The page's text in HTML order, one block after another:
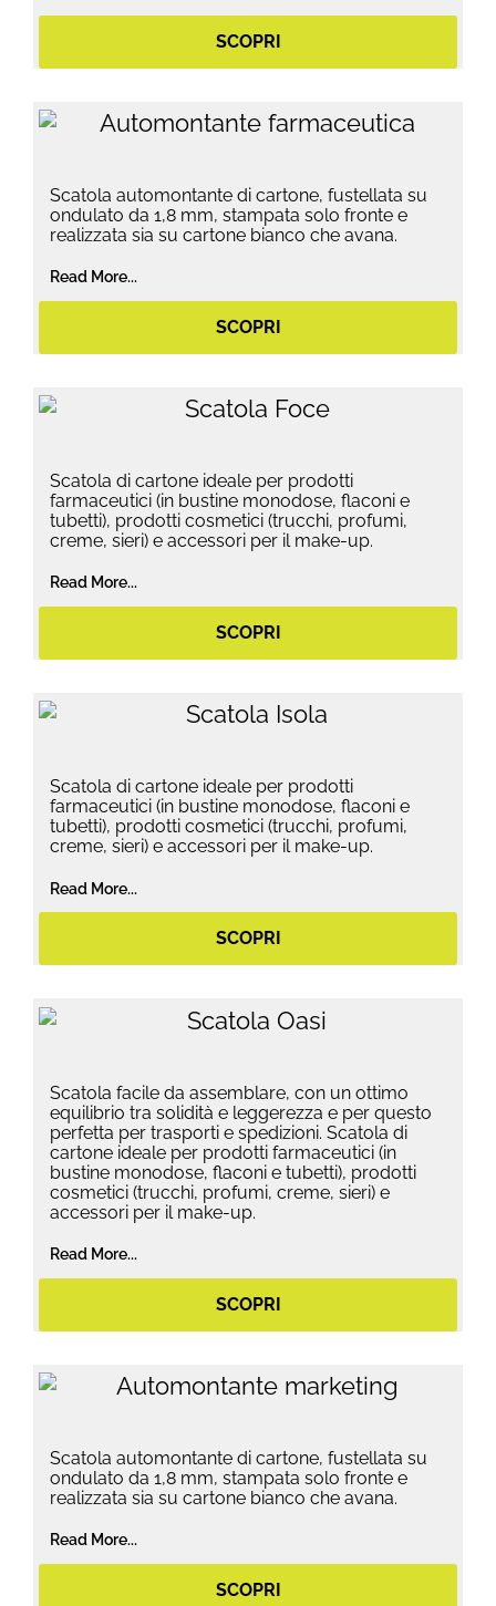
SCOPRI
Scatola automontante di cartone, fustellata su
ondulato da 1,8 mm, stampata solo fronte e
realizzata sia su cartone bianco che avana.
Read More...
SCOPRI
Scatola di cartone ideale per prodotti
farmaceutici (in bustine monodose, flaconi e
tubetti), prodotti cosmetici (trucchi, profumi,
creme, sieri) e accessori per il make-up.
Read More...
SCOPRI
Scatola di cartone ideale per prodotti
farmaceutici (in bustine monodose, flaconi e
tubetti), prodotti cosmetici (trucchi, profumi,
creme, sieri) e accessori per il make-up.
Read More...
SCOPRI
Scatola facile da assemblare, con un ottimo
equilibrio tra solidità e leggerezza e per questo
perfetta per trasporti e spedizioni. Scatola di
cartone ideale per prodotti farmaceutici (in
bustine monodose, flaconi e tubetti), prodotti
cosmetici (trucchi, profumi, creme, sieri) e
accessori per il make-up.
Read More...
SCOPRI
Scatola automontante di cartone, fustellata su
ondulato da 1,8 mm, stampata solo fronte e
realizzata sia su cartone bianco che avana.
Read More...
SCOPRI